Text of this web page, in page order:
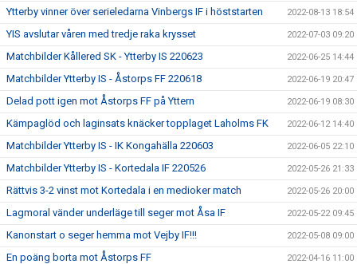
Ytterby vinner över serieledarna Vinbergs IF i höststarten 2022-08-13 18:54
YIS avslutar våren med tredje raka krysset 2022-07-03 09:20
Matchbilder Kållered SK - Ytterby IS 220623 2022-06-25 14:44
Matchbilder Ytterby IS - Åstorps FF 220618 2022-06-19 20:47
Delad pott igen mot Åstorps FF på Yttern 2022-06-19 08:30
Kämpaglöd och laginsats knäcker topplaget Laholms FK 2022-06-12 14:40
Matchbilder Ytterby IS - IK Kongahälla 220603 2022-06-05 22:10
Matchbilder Ytterby IS - Kortedala IF 220526 2022-05-26 21:33
Rättvis 3-2 vinst mot Kortedala i en medioker match 2022-05-26 20:00
Lagmoral vänder underläge till seger mot Åsa IF 2022-05-22 09:45
Kanonstart o seger hemma mot Vejby IF!!! 2022-05-08 09:00
En poäng borta mot Åstorps FF 2022-04-16 11:00